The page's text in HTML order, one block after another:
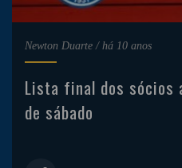
Newton Duarte / há 10 anos
Lista final dos sócios
de sábado